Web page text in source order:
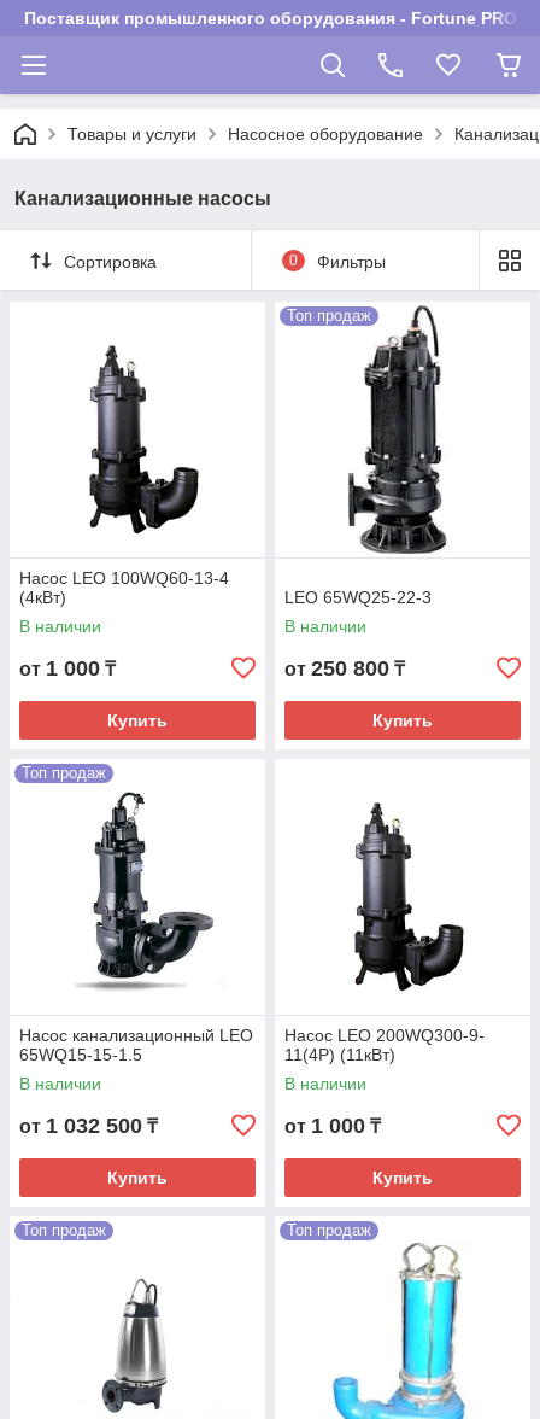
Поставщик промышленного оборудования - Fortune PROM
Товары и услуги Насосное оборудование
Канализационные насосы
Сортировка 0 Фильтры
Насос LEO 100WQ60-13-4
(4кВт)
В наличии
от 1 000 ₸
Купить
Топ продаж
LEO 65WQ25-22-3
В наличии
от 250 800 ₸
Купить
Топ продаж
Насос канализационный LEO
65WQ15-15-1.5
В наличии
от 1 032 500 ₸
Купить
Насос LEO 200WQ300-9-
11(4Р) (11кВт)
В наличии
от 1 000 ₸
Купить
Топ продаж Топ продаж